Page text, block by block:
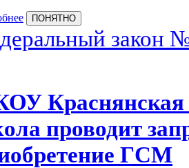
ПОНЯТНО
закон
Краснянская
проводит
ГСМ